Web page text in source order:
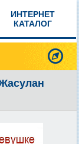
ИНТЕРНЕТ
КАТАЛОГ